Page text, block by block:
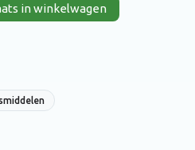
in winkelwagen